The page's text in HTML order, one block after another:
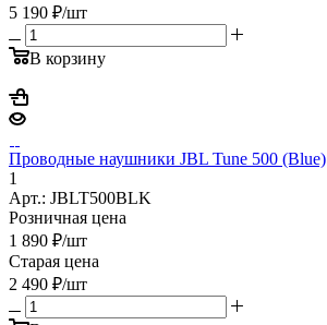
5 190 ₽/шт
В корзину
Проводные наушники JBL Tune 500 (Blue)
1
Арт.: JBLT500BLK
Розничная цена
1 890 ₽/шт
Старая цена
2 490 ₽/шт